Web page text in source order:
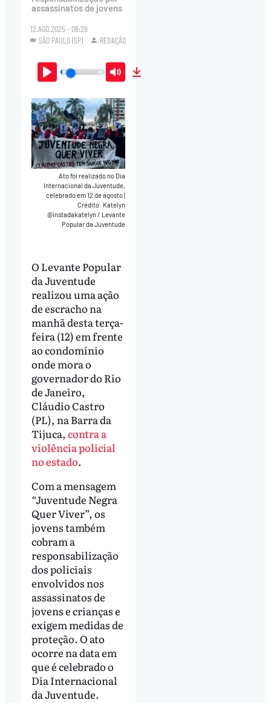
assassinatos de jovens
12.AGO.2025 - 08:29
SÃO PAULO (SP)
REDAÇÃO
Play Mute
Ato foi realizado no Dia
Internacional da Juventude,
celebrado em 12 de agosto|
Crédito: Katelyn
@instadakatelyn / Levante
Popular da Juventude
O Levante Popular
da Juventude
realizou uma ação
de escracho na
manhã desta terça-
feira (12) em frente
ao condomínio
onde mora o
governador do Rio
de Janeiro,
Cláudio Castro
(PL), na Barra da
Tijuca, contra a
violência policial
no estado.
Com a mensagem
“Juventude Negra
Quer Viver”, os
jovens também
cobram a
responsabilização
dos policiais
envolvidos nos
assassinatos de
jovens e crianças e
exigem medidas de
proteção. O ato
ocorre na data em
que é celebrado o
Dia Internacional
da Juventude.